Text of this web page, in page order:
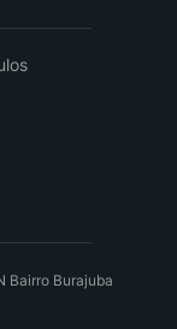
Bairro Burajuba